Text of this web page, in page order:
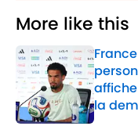
More like this
la